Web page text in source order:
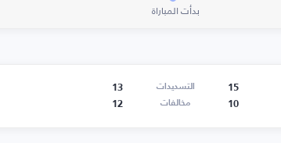
بدأت المباراة
15 التسديدات
13
10
مخالفات 12